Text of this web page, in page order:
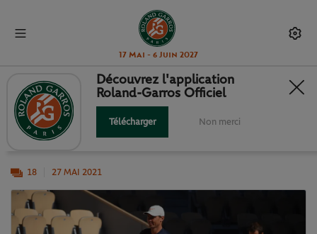
17 Mai - 6 Juin 2027
ILS PRENNENT LEURS MARQUES...
18 27 MAI 2021
Découvrez l'application
Roland-Garros Officiel
Télécharger Non merci